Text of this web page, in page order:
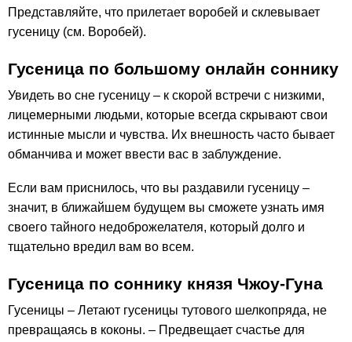
Представляйте, что прилетает воробей и склевывает
гусеницу (см. Воробей).
Гусеница по большому онлайн соннику
Увидеть во сне гусеницу – к скорой встречи с низкими,
лицемерными людьми, которые всегда скрывают свои
истинные мысли и чувства. Их внешность часто бывает
обманчива и может ввести вас в заблуждение.
Если вам приснилось, что вы раздавили гусеницу –
значит, в ближайшем будущем вы сможете узнать имя
своего тайного недоброжелателя, который долго и
тщательно вредил вам во всем.
Гусеница по соннику князя Чжоу-Гуна
Гусеницы – Летают гусеницы тутового шелкопряда, не
превращаясь в коконы. – Предвещает счастье для